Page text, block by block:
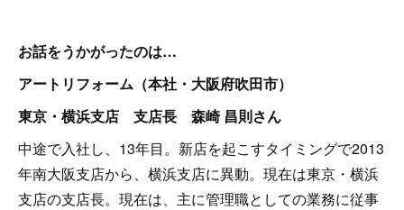
お話をうかがったのは…
アートリフォーム（本社・大阪府吹田市）
東京・横浜支店 支店長 森崎 昌則さん
中途で入社し、13年目。新店を起こすタイミングで2013
年南大阪支店から、横浜支店に異動。現在は東京・横浜
支店の支店長。現在は、主に管理職としての業務に従事